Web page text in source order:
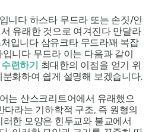
니다 하스타 무드라 또는 손짓/인
유래한 것으로 여겨진다 만달라
입니다 삼유크타 무드라꽤 복잡
입니다 무드라이는 다음과 같이
련하기 최대한의 이점을 얻기 위
화하여 쉽게 설명해 보겠습니다.
는 산스크리트어에서 유래했으
다라는 기하학적 구조, 즉 원형의
한 모양은 힌두교와 불교에서